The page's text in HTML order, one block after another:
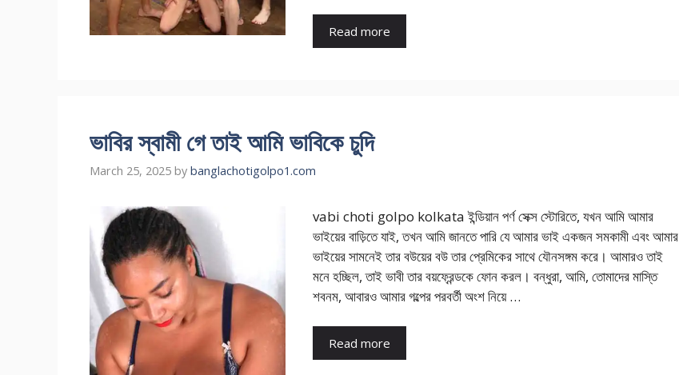
Read more
ভাবির স্বামী গে তাই আমি ভাবিকে চুদি
March 25, 2025 by banglachotigolpo1.com
vabi choti golpo kolkata ইন্ডিয়ান পর্ণ সেক্স স্টোরিতে, যখন আমি আমার
ভাইয়ের বাড়িতে যাই, তখন আমি জানতে পারি যে আমার ভাই একজন সমকামী এবং আমার
ভাইয়ের সামনেই তার বউয়ের বউ তার প্রেমিকের সাথে যৌনসঙ্গম করে। আমারও তাই
মনে হচ্ছিল, তাই ভাবী তার বয়ফ্রেন্ডকে ফোন করল। বন্ধুরা, আমি, তোমাদের মাস্তি
শবনম, আবারও আমার গল্পের পরবর্তী অংশ নিয়ে …
Read more